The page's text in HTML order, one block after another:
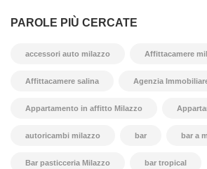
PAROLE PIÙ CERCATE
accessori auto milazzo Affittacamere
Affittacamere salina Agenzia
Appartamento in affitto Milazzo
autoricambi milazzo bar bar a
Bar pasticceria Milazzo bar tropical